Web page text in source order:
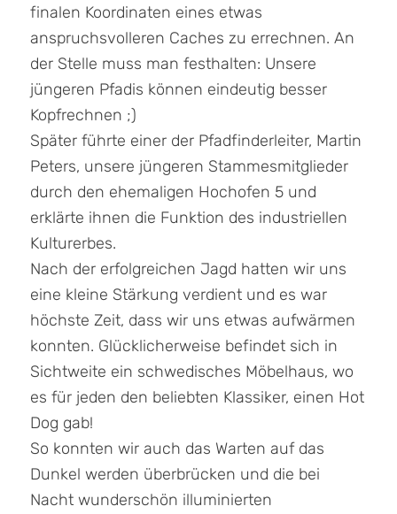
finalen Koordinaten eines etwas
anspruchsvolleren Caches zu errechnen. An
der Stelle muss man festhalten: Unsere
jüngeren Pfadis können eindeutig besser
Kopfrechnen ;)
Später führte einer der Pfadfinderleiter, Martin
Peters, unsere jüngeren Stammesmitglieder
durch den ehemaligen Hochofen 5 und
erklärte ihnen die Funktion des industriellen
Kulturerbes.
Nach der erfolgreichen Jagd hatten wir uns
eine kleine Stärkung verdient und es war
höchste Zeit, dass wir uns etwas aufwärmen
konnten. Glücklicherweise befindet sich in
Sichtweite ein schwedisches Möbelhaus, wo
es für jeden den beliebten Klassiker, einen Hot
Dog gab!
So konnten wir auch das Warten auf das
Dunkel werden überbrücken und die bei
Nacht wunderschön illuminierten